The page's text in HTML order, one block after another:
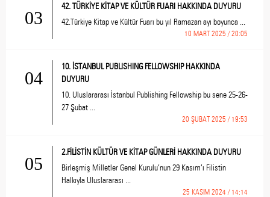
03
42. TÜRKİYE KİTAP VE KÜLTÜR FUARI HAKKINDA DUYURU
42.Türkiye Kitap ve Kültür Fuarı bu yıl Ramazan ayı boyunca ...
10 MART 2025 / 20:05
04
10. İSTANBUL PUBLISHING FELLOWSHIP HAKKINDA
DUYURU
10. Uluslararası İstanbul Publishing Fellowship bu sene 25-26-
27 Şubat ...
20 ŞUBAT 2025 / 19:53
05
2.FİLİSTİN KÜLTÜR VE KİTAP GÜNLERİ HAKKINDA DUYURU
Birleşmiş Milletler Genel Kurulu’nun 29 Kasım’ı Filistin
Halkıyla Uluslararası ...
25 KASIM 2024 / 14:14